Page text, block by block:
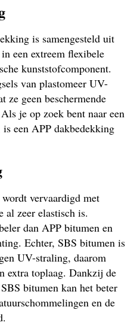
is samengesteld uit
een extreem flexibele
kunststofcomponent.
van plastomeer UV-
ze geen beschermende
je op zoek bent naar een
een APP dakbedekking
vervaardigd met
al zeer elastisch is.
dan APP bitumen en
Echter, SBS bitumen is
UV-straling, daarom
extra toplaag. Dankzij de
bitumen kan het beter
en de